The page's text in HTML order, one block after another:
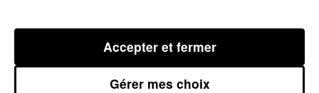
L'agenda de l'Ariege
Gérer mes choix
Accepter et fermer